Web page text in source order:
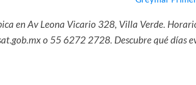
en Av Leona Vicario 328, Villa Verde.
o 55 6272 2728. Descubre qué días